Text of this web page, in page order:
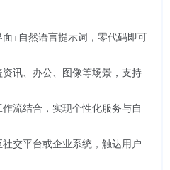
面+自然语言提示词，零代码即可
资讯、办公、图像等场景，支持
流结合，实现个性化服务与自
社交平台或企业系统，触达用户